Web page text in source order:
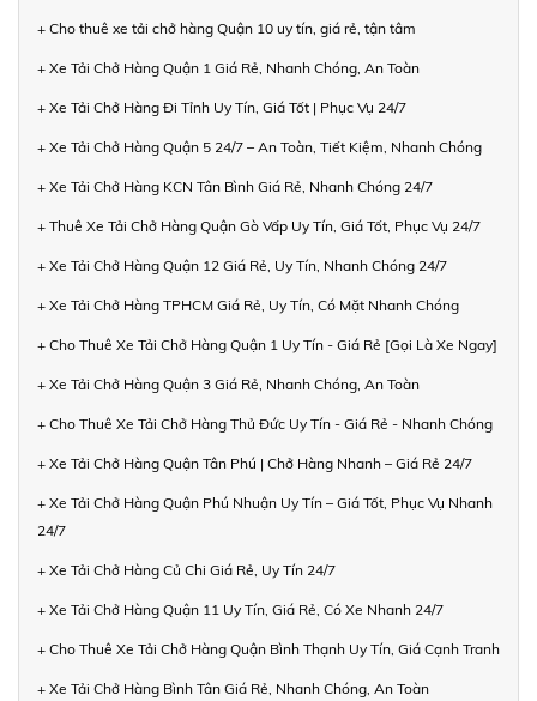
+ Cho thuê xe tải chở hàng Quận 10 uy tín, giá rẻ, tận tâm
+ Xe Tải Chở Hàng Quận 1 Giá Rẻ, Nhanh Chóng, An Toàn
+ Xe Tải Chở Hàng Đi Tỉnh Uy Tín, Giá Tốt | Phục Vụ 24/7
+ Xe Tải Chở Hàng Quận 5 24/7 – An Toàn, Tiết Kiệm, Nhanh Chóng
+ Xe Tải Chở Hàng KCN Tân Bình Giá Rẻ, Nhanh Chóng 24/7
+ Thuê Xe Tải Chở Hàng Quận Gò Vấp Uy Tín, Giá Tốt, Phục Vụ 24/7
+ Xe Tải Chở Hàng Quận 12 Giá Rẻ, Uy Tín, Nhanh Chóng 24/7
+ Xe Tải Chở Hàng TPHCM Giá Rẻ, Uy Tín, Có Mặt Nhanh Chóng
+ Cho Thuê Xe Tải Chở Hàng Quận 1 Uy Tín - Giá Rẻ [Gọi Là Xe Ngay]
+ Xe Tải Chở Hàng Quận 3 Giá Rẻ, Nhanh Chóng, An Toàn
+ Cho Thuê Xe Tải Chở Hàng Thủ Đức Uy Tín - Giá Rẻ - Nhanh Chóng
+ Xe Tải Chở Hàng Quận Tân Phú | Chở Hàng Nhanh – Giá Rẻ 24/7
+ Xe Tải Chở Hàng Quận Phú Nhuận Uy Tín – Giá Tốt, Phục Vụ Nhanh
24/7
+ Xe Tải Chở Hàng Củ Chi Giá Rẻ, Uy Tín 24/7
+ Xe Tải Chở Hàng Quận 11 Uy Tín, Giá Rẻ, Có Xe Nhanh 24/7
+ Cho Thuê Xe Tải Chở Hàng Quận Bình Thạnh Uy Tín, Giá Cạnh Tranh
+ Xe Tải Chở Hàng Bình Tân Giá Rẻ, Nhanh Chóng, An Toàn